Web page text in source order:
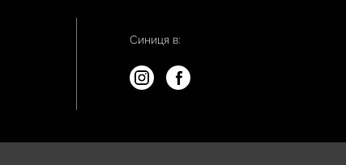
Синиця в: